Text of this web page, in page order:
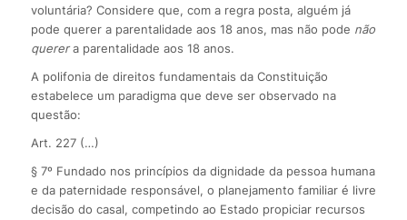
voluntária? Considere que, com a regra posta, alguém já
pode querer a parentalidade aos 18 anos, mas não pode não
querera parentalidade aos 18 anos.
A polifonia de direitos fundamentais da Constituição
estabelece um paradigma que deve ser observado na
questão:
Art. 227 (…)
§ 7º Fundado nos princípios da dignidade da pessoa humana
e da paternidade responsável, o planejamento familiar é livre
decisão do casal, competindo ao Estado propiciar recursos